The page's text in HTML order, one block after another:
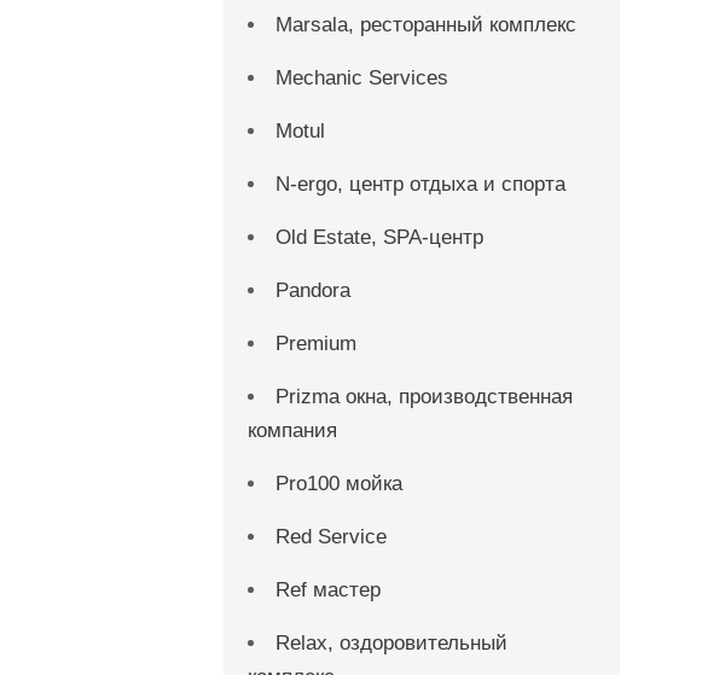
Marsala, ресторанный комплекс
Mechanic Services
Motul
N-ergo, центр отдыха и спорта
Old Estate, SPA-центр
Pandora
Premium
Prizma окна, производственная
компания
Pro100 мойка
Red Service
Ref мастер
Relax, оздоровительный